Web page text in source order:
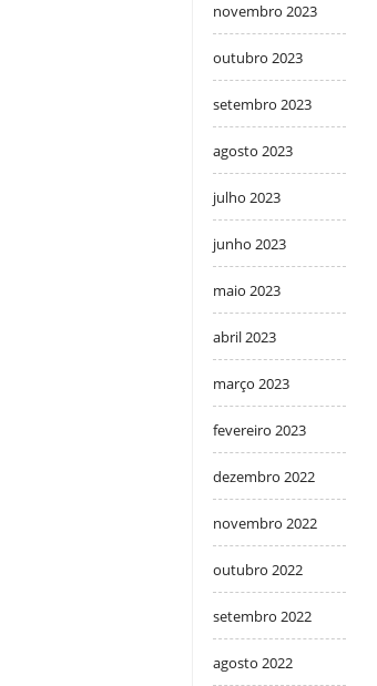
novembro 2023
outubro 2023
setembro 2023
agosto 2023
julho 2023
junho 2023
maio 2023
abril 2023
março 2023
fevereiro 2023
dezembro 2022
novembro 2022
outubro 2022
setembro 2022
agosto 2022